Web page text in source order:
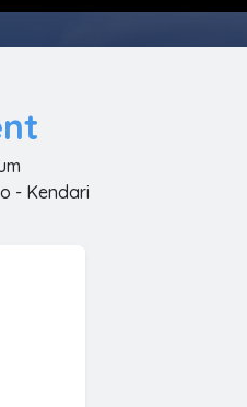
- Kendari